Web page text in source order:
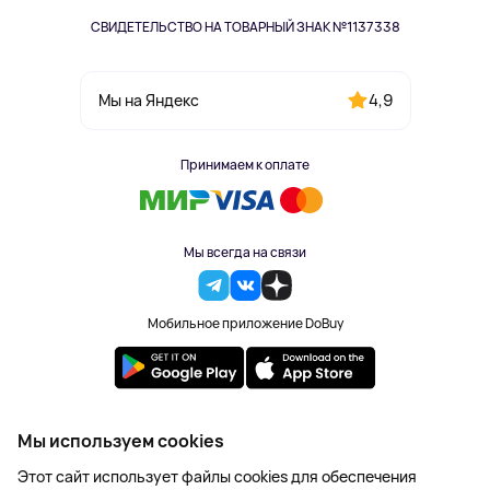
СВИДЕТЕЛЬСТВО НА ТОВАРНЫЙ ЗНАК №1137338
Мы на Яндекс 4,9
Принимаем к оплате
Мы всегда на связи
Мобильное приложение DoBuy
2023-2026 © DoBuy. Все права защищены
Правила обработки персональных данных
Пользовательское соглашение
Мы используем cookies
Этот сайт использует файлы cookies для обеспечения